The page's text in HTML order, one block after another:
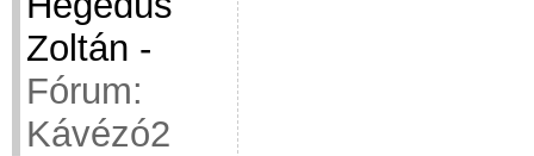
Zoltán -
Fórum:
Kávézó2